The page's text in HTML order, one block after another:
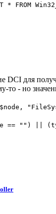
* FROM
DCI для
то - но
"") ||